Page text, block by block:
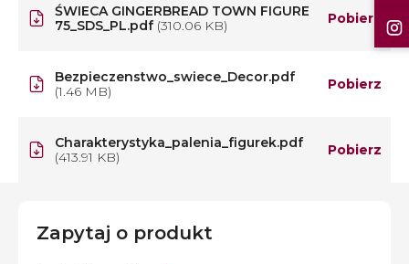
ŚWIECA GINGERBREAD TOWN FIGURE
75_SDS_PL.pdf (310.06 KB) Pobierz
Bezpieczenstwo_swiece_Decor.pdf
(1.46 MB)
Pobierz
Charakterystyka_palenia_figurek.pdf
(413.91 KB)
Pobierz
Zapytaj o produkt